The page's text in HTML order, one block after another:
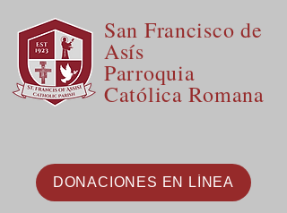
San Francisco de
Asís
Parroquia
Católica Romana
DONACIONES EN LÍNEA